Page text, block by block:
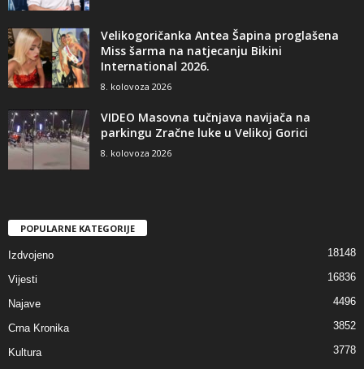
Velikogoričanka Antea Šapina proglašena
Miss šarma na natjecanju Bikini
International 2026.
8. kolovoza 2026
VIDEO Masovna tučnjava navijača na
parkingu Zračne luke u Velikoj Gorici
8. kolovoza 2026
POPULARNE KATEGORIJE
Izdvojeno 18148
Vijesti 16836
Najave 4496
Crna Kronika 3852
Kultura
3778